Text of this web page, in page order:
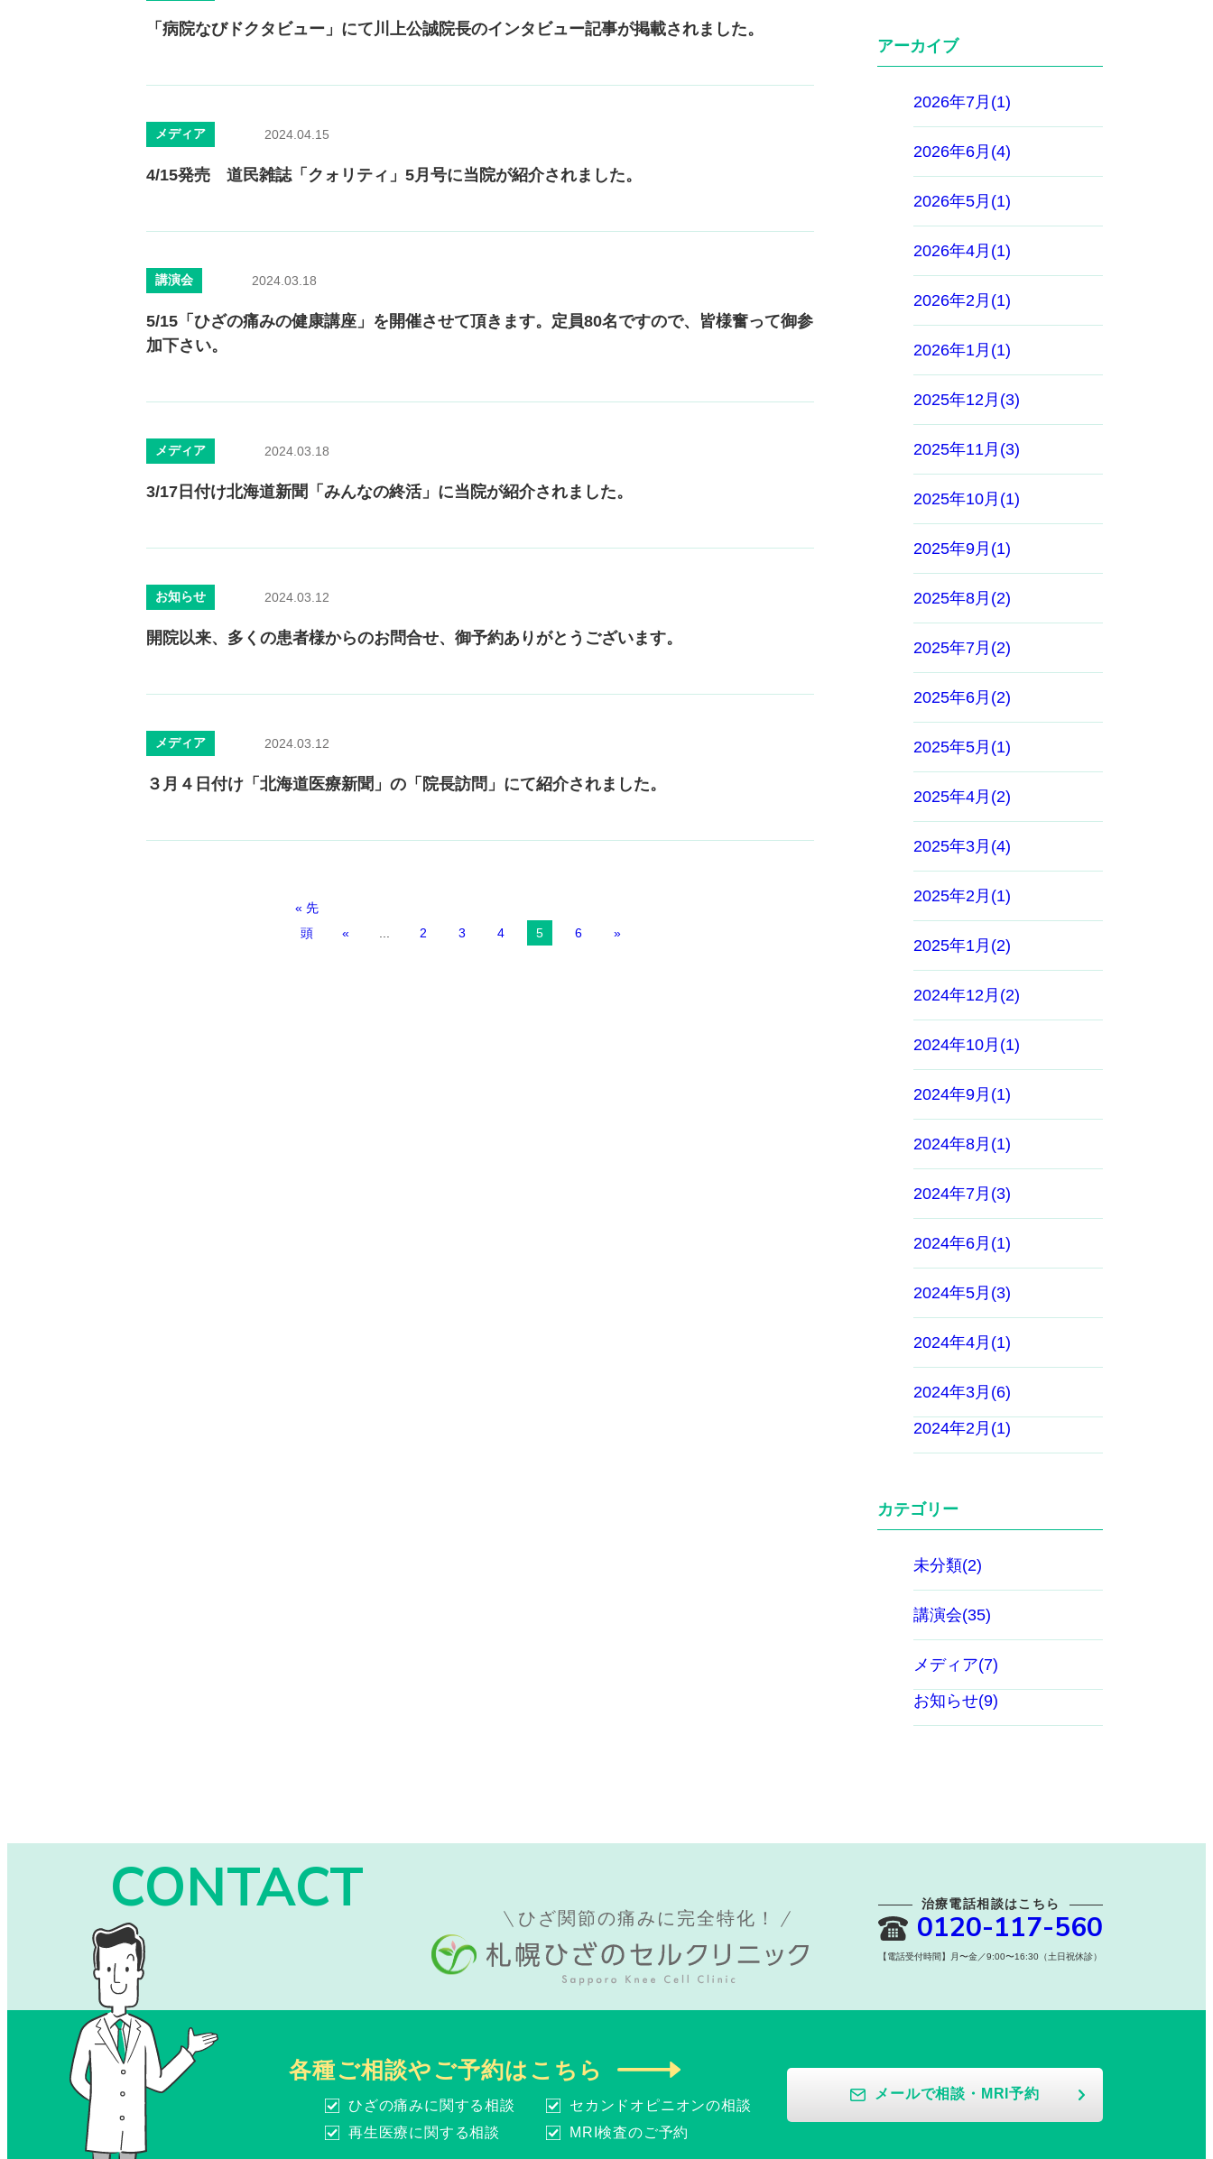
「病院なびドクタビュー」にて川上公誠院長のインタビュー記事が掲載されました。
メディア 2024.04.15
4/15発売 道民雑誌「クォリティ」5月号に当院が紹介されました。
講演会 2024.03.18
5/15「ひざの痛みの健康講座」を開催させて頂きます。定員80名ですので、皆様奮って御参
加下さい。
メディア 2024.03.18
3/17日付け北海道新聞「みんなの終活」に当院が紹介されました。
お知らせ 2024.03.12
開院以来、多くの患者様からのお問合せ、御予約ありがとうございます。
メディア 2024.03.12
３月４日付け「北海道医療新聞」の「院長訪問」にて紹介されました。
« 先
頭
« ... 2 3 4 5 6 »
アーカイブ
2026年7月(1)
2026年6月(4)
2026年5月(1)
2026年4月(1)
2026年2月(1)
2026年1月(1)
2025年12月(3)
2025年11月(3)
2025年10月(1)
2025年9月(1)
2025年8月(2)
2025年7月(2)
2025年6月(2)
2025年5月(1)
2025年4月(2)
2025年3月(4)
2025年2月(1)
2025年1月(2)
2024年12月(2)
2024年10月(1)
2024年9月(1)
2024年8月(1)
2024年7月(3)
2024年6月(1)
2024年5月(3)
2024年4月(1)
2024年3月(6)
2024年2月(1)
カテゴリー
未分類(2)
講演会(35)
メディア(7)
お知らせ(9)
CONTACT ひざ関節の痛みに完全特化！
治療電話相談はこちら
0120-117-560
【電話受付時間】月〜金／9:00〜16:30（土日祝休診）
各種ご相談やご予約はこちら
ひざの痛みに関する相談
セカンドオピニオンの相談
再生医療に関する相談
MRI検査のご予約
メールで相談・MRI予約